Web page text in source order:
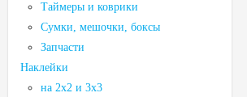
Таймеры и коврики
Сумки, мешочки, боксы
Запчасти
Наклейки
на 2х2 и 3х3